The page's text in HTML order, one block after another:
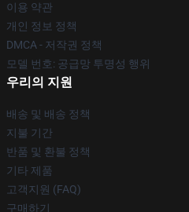
이용 약관
개인 정보 정책
DMCA - 저작권 정책
모델 번호: 공급망 투명성 행위
우리의 지원
배송 및 배송 정책
지불 기간
반품 및 환불 정책
기타 제품
고객지원 (FAQ)
구매하기